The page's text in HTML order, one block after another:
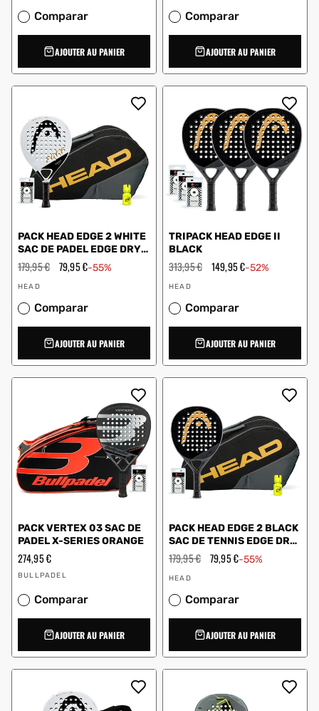
Comparar
AJOUTER AU PANIER
Comparar
AJOUTER AU PANIER
PACK HEAD EDGE 2 WHITE
SAC DE PADEL EDGE DRY
GRIP
Prix
régulier
179,95 € Prix
en
79,95 €-55%
Vendeur
HEAD
Comparar
AJOUTER AU PANIER
TRIPACK HEAD EDGE II
BLACK
Prix
régulier
313,95 € Prix
149,95 €-52%
Vendeur
HEAD
Comparar
AJOUTER AU PANIER
PACK VERTEX 03 SAC DE
PADEL X-SERIES ORANGE
Prix
régulier
274,95 €
Vendeur
BULLPADEL
Comparar
AJOUTER AU PANIER
PACK HEAD EDGE 2 BLACK
SAC DE TENNIS EDGE DRY
GRIP
Prix
régulier
179,95 € Prix
en
79,95 €-55%
Vendeur
HEAD
Comparar
AJOUTER AU PANIER